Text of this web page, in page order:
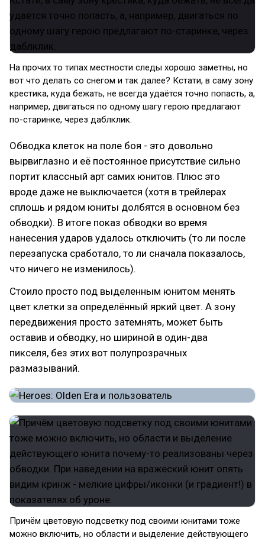
На прочих то типах местности следы хорошо заметны, но
вот что делать со снегом и так далее? Кстати, в саму зону
крестика, куда бежать, не всегда удаётся точно попасть, а,
например, двигаться по одному шагу герою предлагают
по-старинке, через даблклик.
Обводка клеток на поле боя - это довольно
вырвиглазно и её постоянное присутствие сильно
портит классный арт самих юнитов. Плюс это
вроде даже не выключается (хотя в трейлерах
сплошь и рядом юниты долбятся в основном без
обводки). В итоге показ обводки во время
нанесения ударов удалось отключить (то ли после
перезапуска сработало, то ли сначала показалось,
что ничего не изменилось).
Стоило просто под выделенным юнитом менять
цвет клетки за определённый яркий цвет. А зону
передвижения просто затемнять, может быть
оставив и обводку, но шириной в один-два
пикселя, без этих вот полупрозрачных
размазываний.
Причём цветовую подсветку под своими юнитами тоже
можно включить, но области и выделение действующего